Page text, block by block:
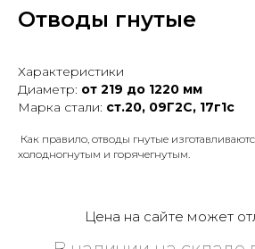
Отводы гнутые
Характеристики
Диаметр: от 219 до 1220 мм
Марка стали: ст.20, 09Г2С, 17г1с
Как правило, отводы гнутые
холодногнутым и горячегнутым.
Цена на сайте может